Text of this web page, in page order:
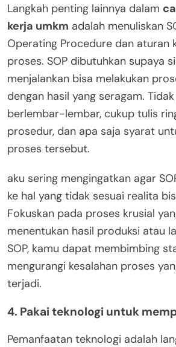
Langkah penting lainnya dalam
kerja umkm adalah menuliskan
Operating Procedure dan aturan
proses. SOP dibutuhkan supaya
menjalankan bisa melakukan
dengan hasil yang seragam.
berlembar-lembar, cukup tulis
prosedur, dan apa saja syarat
proses tersebut.
aku sering mengingatkan agar
ke hal yang tidak sesuai realita
Fokuskan pada proses krusial
menentukan hasil produksi atau
SOP, kamu dapat membimbing
mengurangi kesalahan proses
terjadi.
4. Pakai teknologi untuk
Pemanfaatan teknologi adalah